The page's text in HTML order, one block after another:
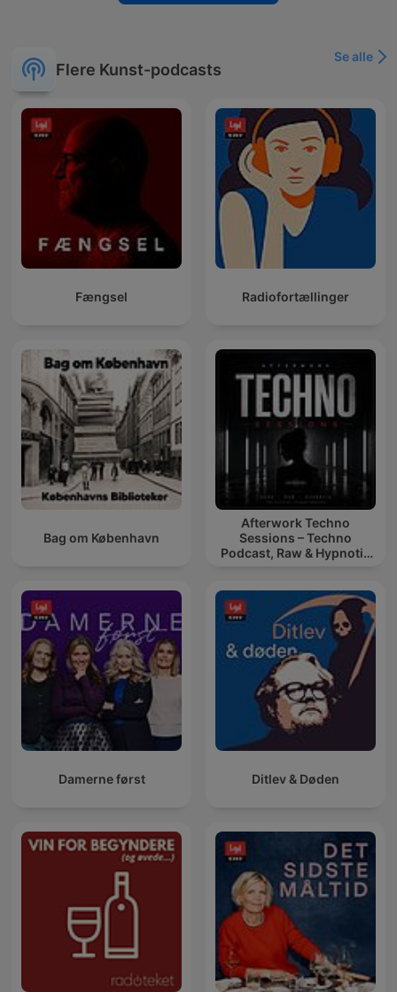
Flere Kunst-podcasts
Se alle
Fængsel Radiofortællinger
Bag om København
Afterwork Techno
Sessions – Techno
Podcast, Raw & Hypnotic
Damerne først Ditlev & Døden